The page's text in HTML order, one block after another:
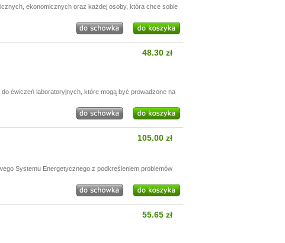
ekonomicznych oraz każdej osoby, która chce sobie
48.30 zł
ćwiczeń laboratoryjnych, które mogą być prowadzone na
105.00 zł
Systemu Energetycznego z podkreśleniem problemów
55.65 zł